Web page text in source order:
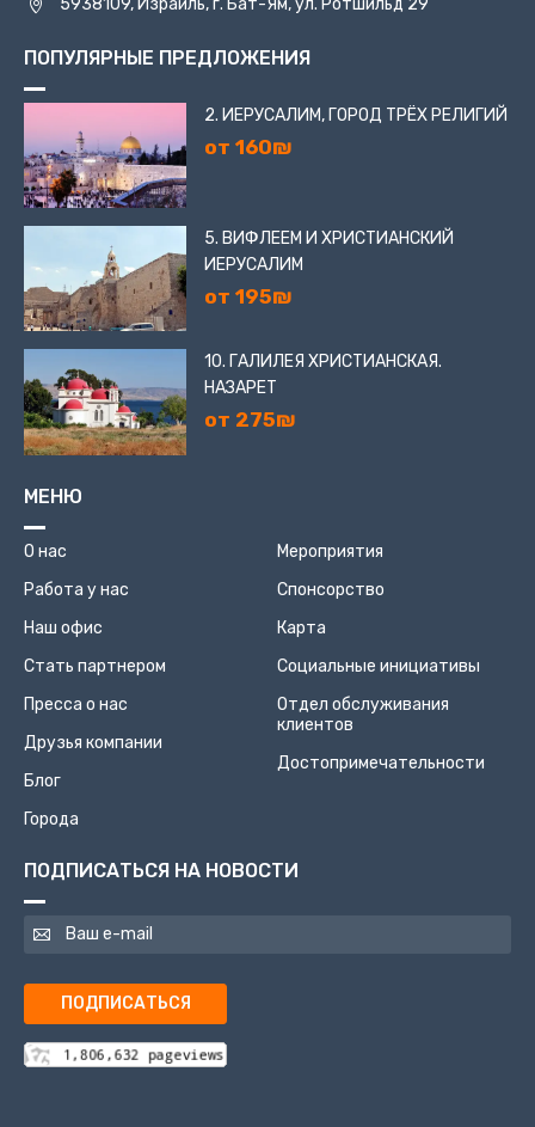
ПОПУЛЯРНЫЕ ПРЕДЛОЖЕНИЯ
2. ИЕРУСАЛИМ, ГОРОД ТРЁХ РЕЛИГИЙ
от 160₪
5. ВИФЛЕЕМ И ХРИСТИАНСКИЙ
ИЕРУСАЛИМ
от 195₪
10. ГАЛИЛЕЯ ХРИСТИАНСКАЯ.
НАЗАРЕТ
от 275₪
МЕНЮ
О нас
Работа у нас
Наш офис
Стать партнером
Пресса о нас
Друзья компании
Блог
Города
Мероприятия
Спонсорство
Карта
Социальные инициативы
Отдел обслуживания
клиентов
Достопримечательности
ПОДПИСАТЬСЯ НА НОВОСТИ
ПОДПИСАТЬСЯ